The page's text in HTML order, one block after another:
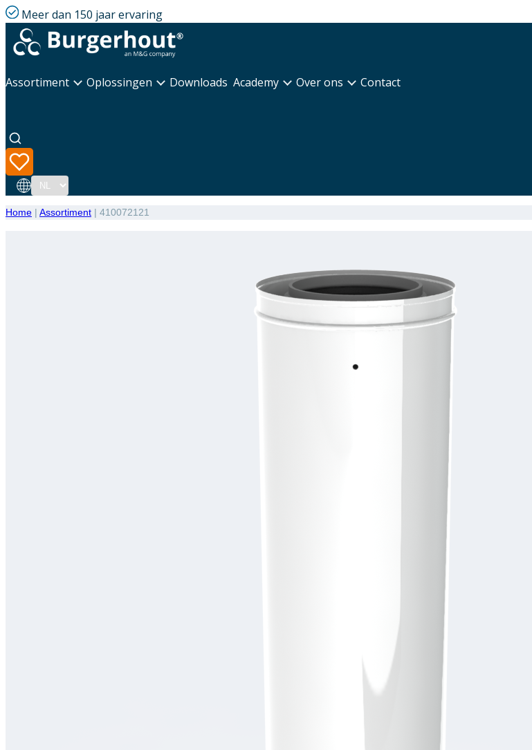
Meer dan 150 jaar ervaring
Assortiment Oplossingen Downloads Academy Over ons Contact
Taal
Home | Assortiment | 410072121